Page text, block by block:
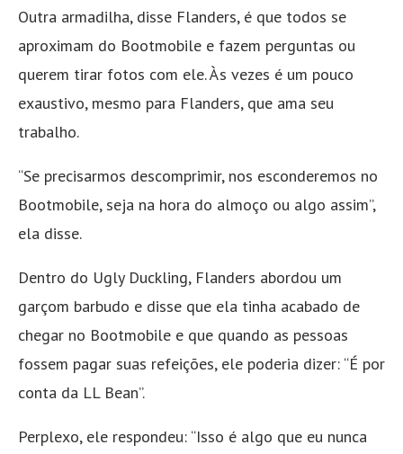
Outra armadilha, disse Flanders, é que todos se
aproximam do Bootmobile e fazem perguntas ou
querem tirar fotos com ele. Às vezes é um pouco
exaustivo, mesmo para Flanders, que ama seu
trabalho.
“Se precisarmos descomprimir, nos esconderemos no
Bootmobile, seja na hora do almoço ou algo assim”,
ela disse.
Dentro do Ugly Duckling, Flanders abordou um
garçom barbudo e disse que ela tinha acabado de
chegar no Bootmobile e que quando as pessoas
fossem pagar suas refeições, ele poderia dizer: “É por
conta da LL Bean”.
Perplexo, ele respondeu: “Isso é algo que eu nunca